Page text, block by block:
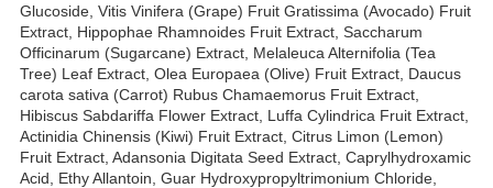
Glucoside, Vitis Vinifera (Grape) Fruit Gratissima (Avocado) Fruit
Extract, Hippophae Rhamnoides Fruit Extract, Saccharum
Officinarum (Sugarcane) Extract, Melaleuca Alternifolia (Tea
Tree) Leaf Extract, Olea Europaea (Olive) Fruit Extract, Daucus
carota sativa (Carrot) Rubus Chamaemorus Fruit Extract,
Hibiscus Sabdariffa Flower Extract, Luffa Cylindrica Fruit Extract,
Actinidia Chinensis (Kiwi) Fruit Extract, Citrus Limon (Lemon)
Fruit Extract, Adansonia Digitata Seed Extract, Caprylhydroxamic
Acid, Ethy Allantoin, Guar Hydroxypropyltrimonium Chloride,